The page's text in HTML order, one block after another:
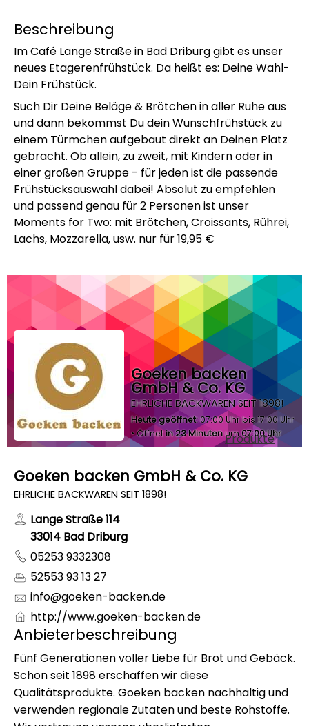
Beschreibung
Im Café Lange Straße in Bad Driburg gibt es unser
neues Etagerenfrühstück. Da heißt es: Deine Wahl-
Dein Frühstück.
Such Dir Deine Beläge & Brötchen in aller Ruhe aus
und dann bekommst Du dein Wunschfrühstück zu
einem Türmchen aufgebaut direkt an Deinen Platz
gebracht. Ob allein, zu zweit, mit Kindern oder in
einer großen Gruppe - für jeden ist die passende
Frühstücksauswahl dabei! Absolut zu empfehlen
und passend genau für 2 Personen ist unser
Moments for Two: mit Brötchen, Croissants, Rührei,
Lachs, Mozzarella, usw. nur für 19,95 €
Goeken backen
GmbH & Co. KG
EHRLICHE BACKWAREN SEIT 1898!
Heute geöffnet:07:00 Uhr bis 17:00 Uhr
•Öffnetin 23 Minutenum07:00 Uhr
Produkte
Goeken backen GmbH & Co. KG
EHRLICHE BACKWAREN SEIT 1898!
Lange Straße 114
33014 Bad Driburg
05253 9332308
52553 93 13 27
info@goeken-backen.de
http://www.goeken-backen.de
Anbieterbeschreibung
Fünf Generationen voller Liebe für Brot und Gebäck.
Schon seit 1898 erschaffen wir diese
Qualitätsprodukte. Goeken backen nachhaltig und
verwenden regionale Zutaten und beste Rohstoffe.